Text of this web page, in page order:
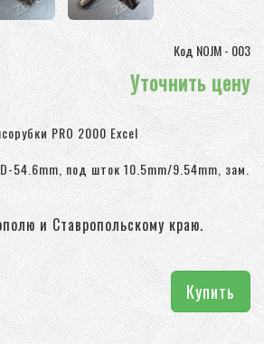
Код NOJM - 003
Уточнить цену
PRO 2000 Excel
54.6mm, под шток 10.5mm/9.54mm, зам.
и Ставропольскому краю.
Купить